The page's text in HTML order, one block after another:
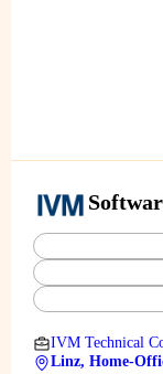
IVM Technical
Linz, Home-